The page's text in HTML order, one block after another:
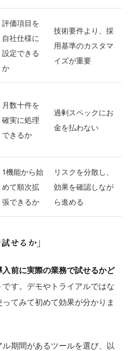
評価項目を
自社仕様に
設定できる
か
技術要件より、採
用基準のカスタマ
イズが重要
月数十件を
確実に処理
できるか
過剰スペックにお
金を払わない
1機能から始
めて順次拡
張できるか
リスクを分散し、
効果を確認しなが
ら進める
せるか」
入前に実際の業務で試せるかど
す。デモやトライアルではな
てみて初めて効果が分かりま
期間があるツールを選び、以